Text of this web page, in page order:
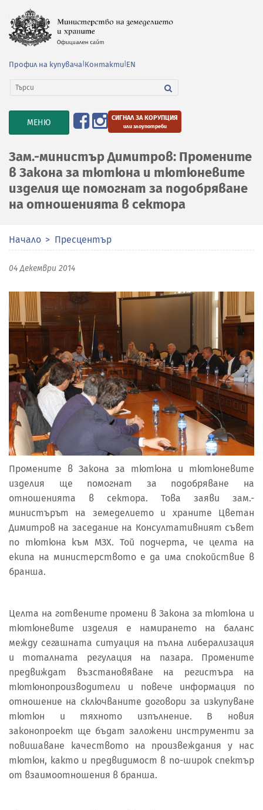
Профил на купувача Контакти EN
TOGGLE
NAVIGATION
МЕНЮ СИГНАЛ ЗА КОРУПЦИЯ
или злоупотреби
Зам.-министър Димитров: Промените
в Закона за тютюна и тютюневите
изделия ще помогнат за подобряване
на отношенията в сектора
Начало Пресцентър
04 Декември 2014
Промените в Закона за тютюна и тютюневите
изделия ще помогнат за подобряване на
отношенията в сектора. Това заяви зам.-
министърът на земеделието и храните Цветан
Димитров на заседание на Консултативният съвет
по тютюна към МЗХ. Той подчерта, че целта на
екипа на министерството е да има спокойствие в
бранша.
Целта на готвените промени в Закона за тютюна и
тютюневите изделия е намирането на баланс
между сегашната ситуация на пълна либерализация
и тоталната регулация на пазара. Промените
предвиждат възстановяване на регистъра на
тютюнопроизводители и повече информация по
отношение на сключваните договори за изкупуване
тютюн и тяхното изпълнение. В новия
законопроект ще бъдат заложени инструменти за
повишаване качеството на произвеждания у нас
тютюн, както и предвидимост в по-широк спектър
от взаимоотношения в бранша.